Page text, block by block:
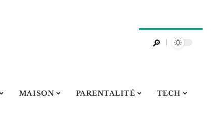
MAISON PARENTALITÉ TECH